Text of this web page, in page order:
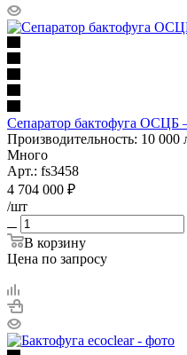
Сепаратор бактофуга ОСЦБ
Производительность: 10 000
Много
Арт.: fs3458
4 704 000 ₽
/шт
В корзину
Цена по запросу